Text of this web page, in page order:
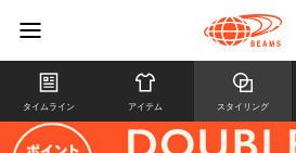
タイムライン アイテム スタイリング